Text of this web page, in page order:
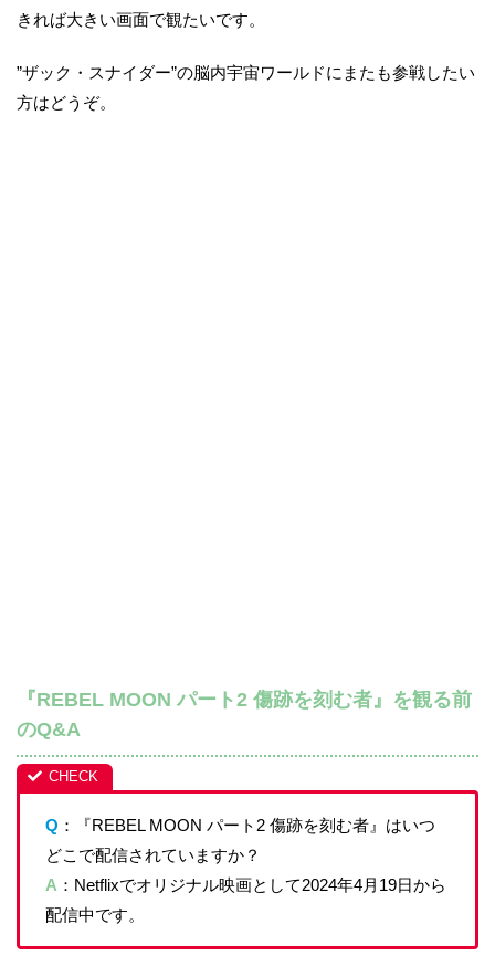
きれば大きい画面で観たいです。
”ザック・スナイダー”の脳内宇宙ワールドにまたも参戦したい
方はどうぞ。
『REBEL MOON パート2 傷跡を刻む者』を観る前
のQ&A
Q ：『REBEL MOON パート2 傷跡を刻む者』はいつ
どこで配信されていますか？
A ：Netflixでオリジナル映画として2024年4月19日から
配信中です。